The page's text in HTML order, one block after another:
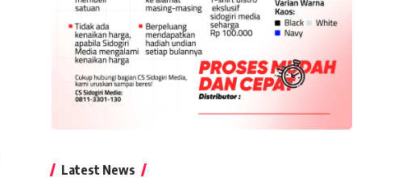
Latest News